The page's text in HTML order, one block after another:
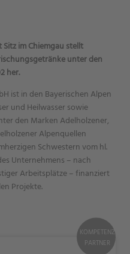
KOMPETENZ
PARTNER
im Chiemgau stellt
unter den
her.
ist in den Bayerischen Alpen
und Heilwasser sowie
den Marken Adelholzener,
Alpenquellen
Schwestern vom hl.
Unternehmens – nach
Arbeitsplätze – finanziert
Projekte.